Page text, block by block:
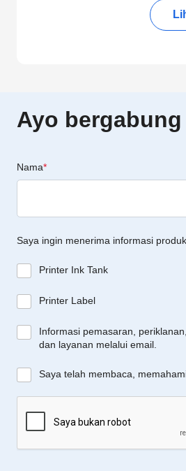
Ayo
Nama*
Saya ingin menerima informasi
Printer Ink Tank
Printer Label
Informasi pemasaran,
dan layanan melalui email.
Saya telah membaca,